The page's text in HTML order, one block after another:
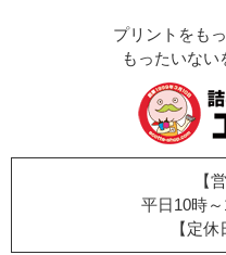
プリントをも
もったいない
【
平日10時
【定